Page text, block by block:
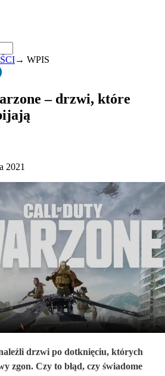
→ WPIS
– drzwi, które
2021
drzwi po dotknięciu, których
zgon. Czy to błąd, czy świadome